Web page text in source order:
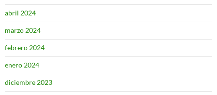
abril 2024
marzo 2024
febrero 2024
enero 2024
diciembre 2023